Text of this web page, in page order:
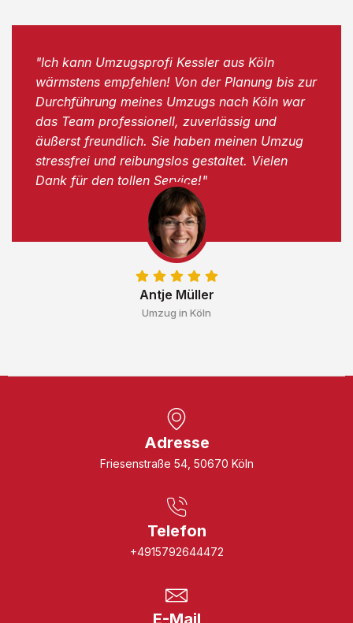
Antje Müller
Umzug in Köln
"Ich kann Umzugsprofi Kessler aus Köln
wärmstens empfehlen! Von der Planung bis zur
Durchführung meines Umzugs nach Köln war
das Team professionell, zuverlässig und
äußerst freundlich. Sie haben meinen Umzug
stressfrei und reibungslos gestaltet. Vielen
Dank für den tollen Service!"
Adresse
Friesenstraße 54, 50670 Köln
Telefon
+4915792644472
E-Mail